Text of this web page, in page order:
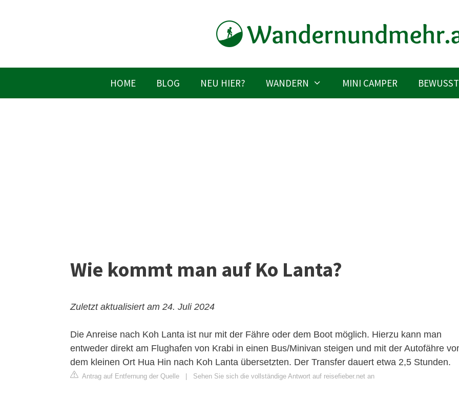
HOME BLOG NEU HIER? WANDERN MINI CAMPER
Wie kommt man auf Ko Lanta?
Zuletzt aktualisiert am 24. Juli 2024
Die Anreise nach Koh Lanta ist nur mit der Fähre oder dem Boot möglich. Hierzu kann man
entweder direkt am Flughafen von Krabi in einen Bus/Minivan steigen und mit der Autofähre
dem kleinen Ort Hua Hin nach Koh Lanta übersetzten. Der Transfer dauert etwa 2,5 Stunden.
Antrag auf Entfernung der Quelle Sehen Sie sich die vollständige Antwort auf reisefieber.net an